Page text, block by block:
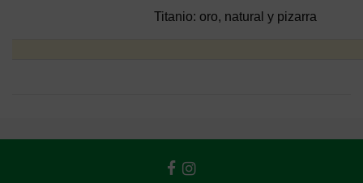
Titanio: oro, natural y pizarra